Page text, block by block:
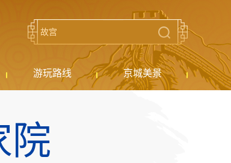
游玩路线 京城美景
院